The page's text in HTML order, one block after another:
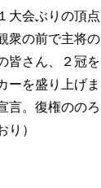
大会ぶりの頂点
衆の前で主将の
皆さん、２冠を
ーを盛り上げま
言。復権ののろ
り）